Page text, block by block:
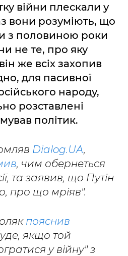
війни плескали у
вони розуміють, що
з половиною роки
не те, про яку
же всіх захопив
для пасивної
народу,
розставлені
політик.
Dialog.UA,
, чим обернеться
та заявив, що Путін
про що мріяв".
пояснив
якщо той
у війну" з